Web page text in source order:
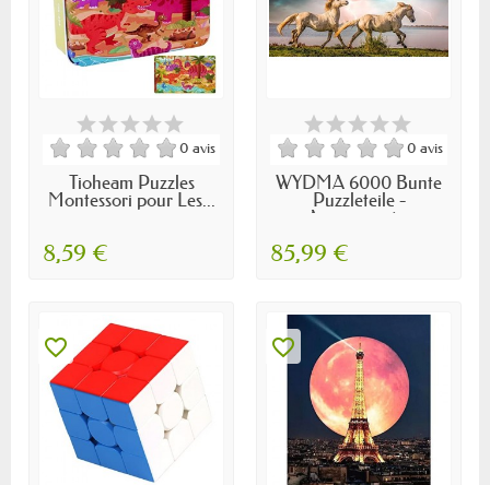
0 avis
Tioheam Puzzles
Montessori pour Les...
8,59 €
0 avis
WYDMA 6000 Bunte
Puzzleteile -
Amusement...
85,99 €
favorite_border favorite_border